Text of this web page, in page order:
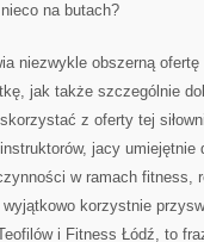
na butach?
niezwykle obszerną
jak także szczególnie
z oferty tej
jacy umiejętnie
w ramach fitness,
korzystnie
i Fitness Łódź, to